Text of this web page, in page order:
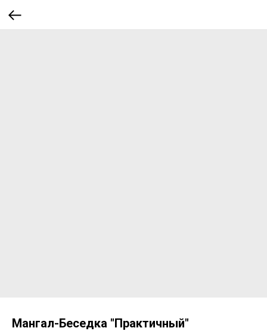
Мангал-Беседка "Практичный"